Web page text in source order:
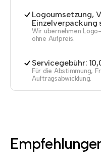
Logoumsetzung,
Einzelverpackung
Wir übernehmen
ohne Aufpreis.
Servicegebühr:
Für die Abstimmung,
Auftragsabwicklung.